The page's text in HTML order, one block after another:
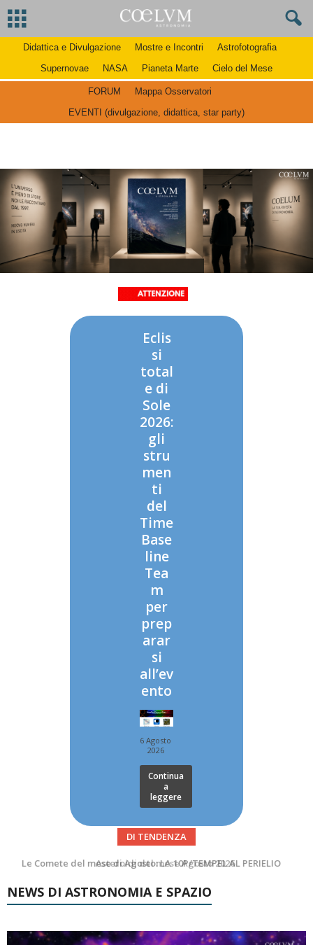
Didattica e Divulgazione Mostre e Incontri
Astrofotografia
Supernovae
NASA Pianeta Marte Cielo del Mese
FORUM
Mappa Osservatori
EVENTI (divulgazione, didattica, star party)
Eclis
si
total
e di
Sole
2026:
gli
stru
men
ti
del
Time
Base
line
Tea
m
per
prep
arar
si
all’ev
ento
6 Agosto
2026
Continua
a
leggere
DI TENDENZA
Asteroidi del mese Agosto 2026
NEWS DI ASTRONOMIA E SPAZIO